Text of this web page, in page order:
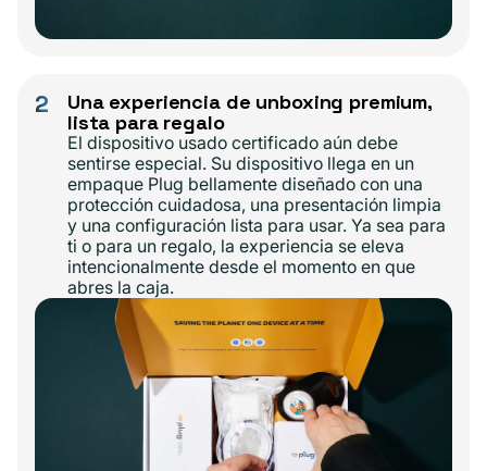
2
Una experiencia de unboxing premium,
lista para regalo
El dispositivo usado certificado aún debe
sentirse especial. Su dispositivo llega en un
empaque Plug bellamente diseñado con una
protección cuidadosa, una presentación limpia
y una configuración lista para usar. Ya sea para
ti o para un regalo, la experiencia se eleva
intencionalmente desde el momento en que
abres la caja.